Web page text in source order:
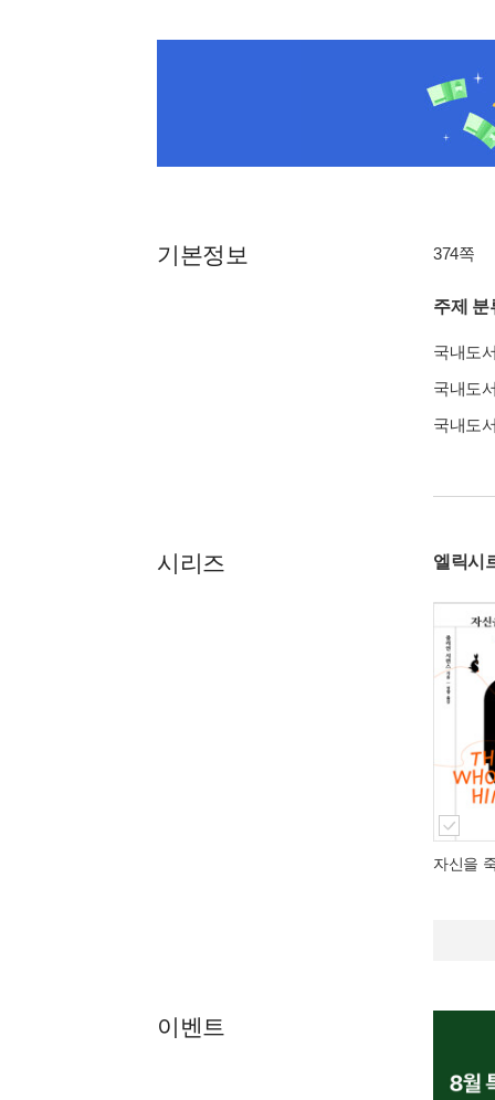
기본정보 374쪽
주제 분
국내도
국내도
국내도
시리즈 엘릭시
자신을
이벤트